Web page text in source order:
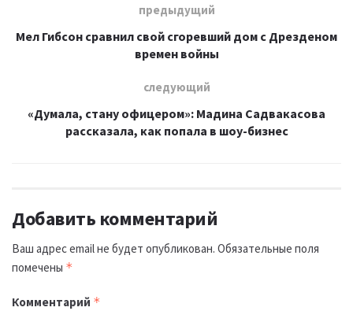
предыдущий
Мел Гибсон сравнил свой сгоревший дом с Дрезденом
времен войны
следующий
«Думала, стану офицером»: Мадина Садвакасова
рассказала, как попала в шоу-бизнес
Добавить комментарий
Ваш адрес email не будет опубликован. Обязательные поля
помечены *
Комментарий *